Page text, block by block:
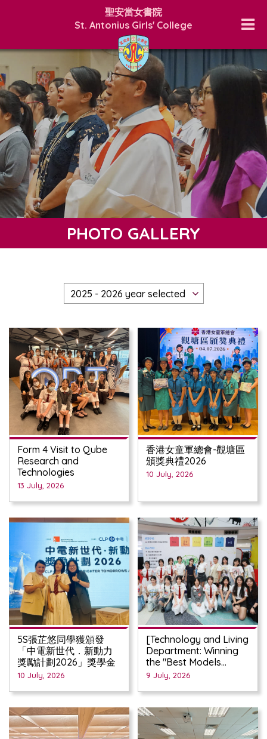
聖安當女書院
St. Antonius Girls' College
PHOTO GALLERY
Form 4 Visit to Qube
Research and
Technologies
13 July, 2026
香港女童軍總會-觀塘區
頒獎典禮2026
10 July, 2026
5S張芷悠同學獲頒發
「中電新世代．新動力
獎勵計劃2026」獎學金
10 July, 2026
[Technology and Living
Department: Winning
the "Best Models
(Group)" Award at the
Education T-Shirt
Design
9 July, 2026